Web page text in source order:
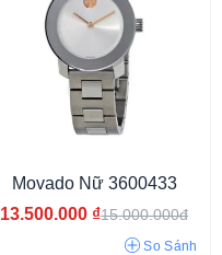
Movado Nữ 3600433
13.500.000 ₫15.000.000đ
So Sánh